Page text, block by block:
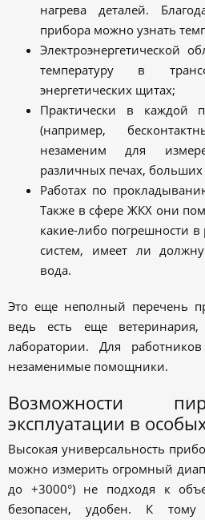
нагрева деталей.
прибора можно узнать
Электроэнергетической
температуру в
энергетических щитах;
Практически в каждой
(например,
незаменим для
различных печах,
Работах по
Также в сфере ЖКХ они
какие-либо погрешности
систем, имеет ли
вода.
Это еще неполный перечень
ведь есть еще
лаборатории. Для
незаменимые помощники.
Возможности
эксплуатации в
Высокая универсальность
можно измерить огромный
до +3000°) не подходя к
безопасен, удобен. К